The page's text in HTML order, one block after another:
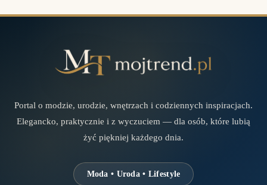
Portal o modzie, urodzie, wnętrzach i codziennych inspiracjach.
Elegancko, praktycznie i z wyczuciem — dla osób, które lubią
żyć piękniej każdego dnia.
Moda • Uroda • Lifestyle